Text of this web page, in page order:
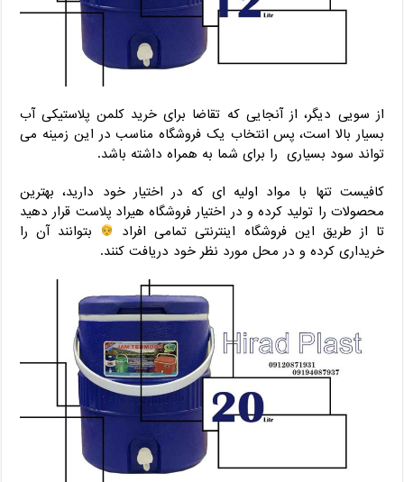
از سویی دیگر، از آنجایی که تقاضا برای خرید کلمن پلاستیکی آب
بسیار بالا است، پس انتخاب یک فروشگاه مناسب در این زمینه می
تواند سود بسیاری را برای شما به همراه داشته باشد.
کافیست تنها با مواد اولیه ای که در اختیار خود دارید، بهترین
محصولات را تولید کرده و در اختیار فروشگاه هیراد پلاست قرار دهید
تا از طریق این فروشگاه اینترنتی تمامی افراد
بتوانند آن را
خریداری کرده و در محل مورد نظر خود دریافت کنند.